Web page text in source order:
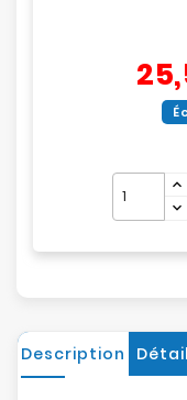
Description